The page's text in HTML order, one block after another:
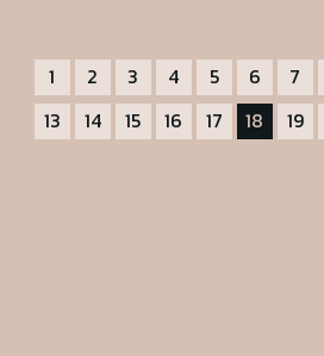
1 2 3 4 5 6 7
13
14 15 16 17 18 19